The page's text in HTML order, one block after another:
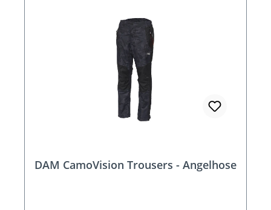
DAM CamoVision Trousers - Angelhose